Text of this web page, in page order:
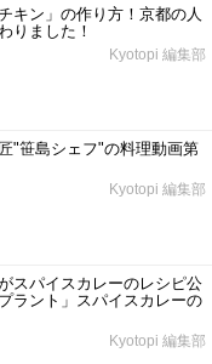
キン」の作り方！京都の人
りました！
Kyotopi 編集部
"笹島シェフ"の料理動画第
Kyotopi 編集部
スパイスカレーのレシピ公
ラント」スパイスカレーの
Kyotopi 編集部